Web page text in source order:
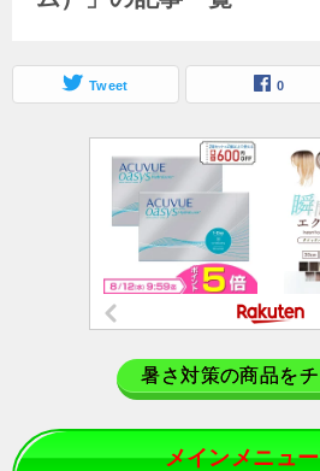
Tweet 0
暑さ対策の商品をチ
メインメニュ